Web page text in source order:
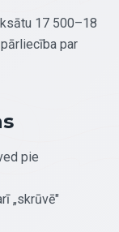
17 500–18
par
pie
„skrūvē"